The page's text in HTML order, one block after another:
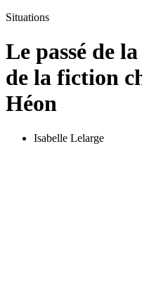
Situations
Le passé de
de la fiction
Héon
Isabelle Lelarge